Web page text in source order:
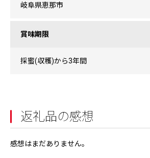
岐阜県恵那市
賞味期限
採蜜(収穫)から3年間
返礼品の感想
感想はまだありません。